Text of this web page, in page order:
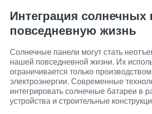
Интеграция солнечных
повседневную жизнь
Солнечные панели могут стать
нашей повседневной жизни. Их
ограничивается только производством
электроэнергии. Современные
интегрировать солнечные батареи в
устройства и строительные